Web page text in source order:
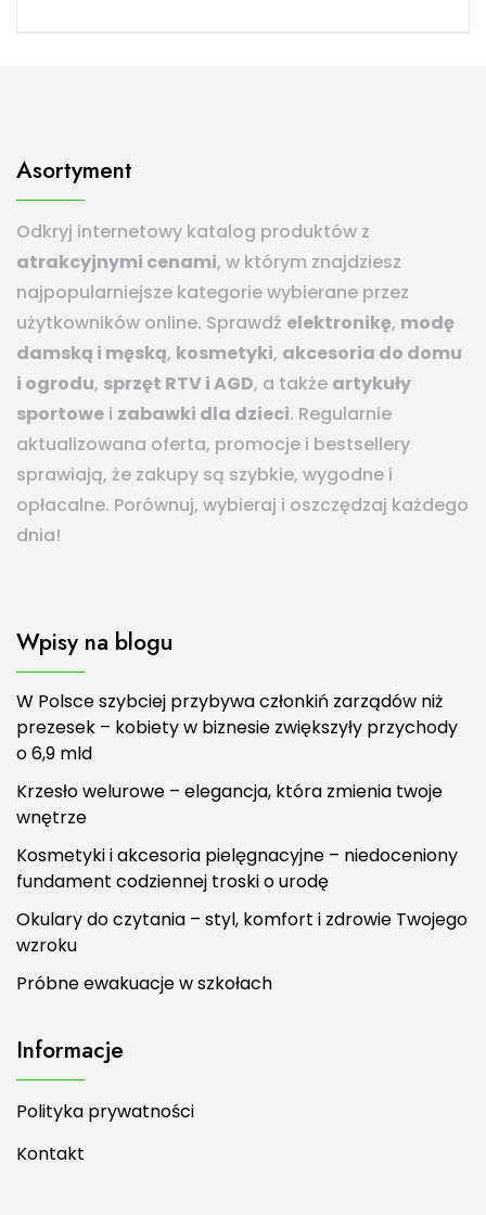
Asortyment
Odkryj internetowy katalog produktów z
atrakcyjnymi cenami, w którym znajdziesz
najpopularniejsze kategorie wybierane przez
użytkowników online. Sprawdź elektronikę, modę
damską i męską, kosmetyki, akcesoria do domu
i ogrodu, sprzęt RTV i AGD, a także artykuły
sportowe i zabawki dla dzieci. Regularnie
aktualizowana oferta, promocje i bestsellery
sprawiają, że zakupy są szybkie, wygodne i
opłacalne. Porównuj, wybieraj i oszczędzaj każdego
dnia!
Wpisy na blogu
W Polsce szybciej przybywa członkiń zarządów niż
prezesek – kobiety w biznesie zwiększyły przychody
o 6,9 mld
Krzesło welurowe – elegancja, która zmienia twoje
wnętrze
Kosmetyki i akcesoria pielęgnacyjne – niedoceniony
fundament codziennej troski o urodę
Okulary do czytania – styl, komfort i zdrowie Twojego
wzroku
Próbne ewakuacje w szkołach
Informacje
Polityka prywatności
Kontakt